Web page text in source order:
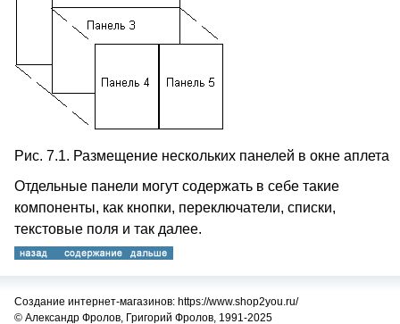
Рис. 7.1. Размещение нескольких панелей в окне аплета
Отдельные панели могут содержать в себе такие
компоненты, как кнопки, переключатели, списки,
текстовые поля и так далее.
Создание интернет-магазинов: https://www.shop2you.ru/
© Александр Фролов, Григорий Фролов, 1991-2025